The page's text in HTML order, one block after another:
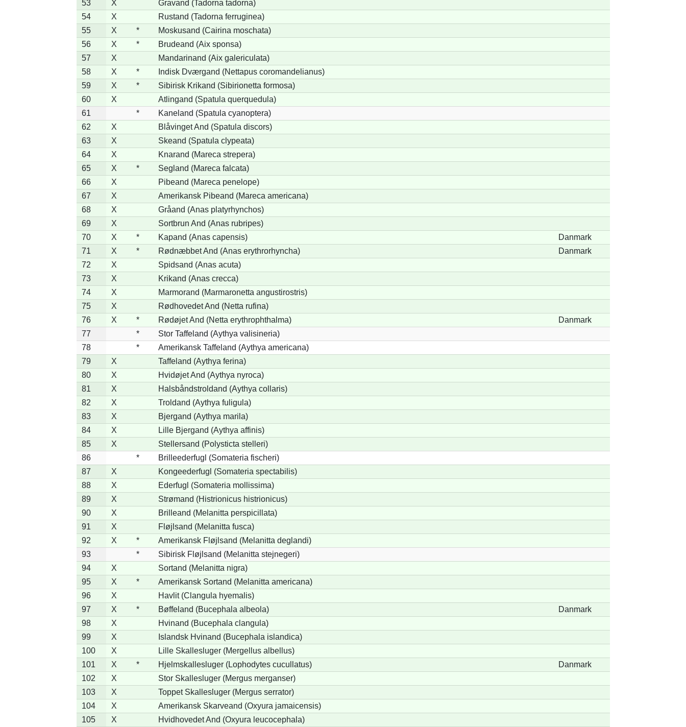
53
X
Gravand (Tadorna tadorna)
54
X
Rustand (Tadorna ferruginea)
55
X *
Moskusand (Cairina moschata)
56
X *
Brudeand (Aix sponsa)
57
X
Mandarinand (Aix galericulata)
58
X *
Indisk Dværgand (Nettapus coromandelianus)
59
X *
Sibirisk Krikand (Sibirionetta formosa)
60
X
Atlingand (Spatula querquedula)
61
*
Kaneland (Spatula cyanoptera)
62
X
Blåvinget And (Spatula discors)
63
X
Skeand (Spatula clypeata)
64
X
Knarand (Mareca strepera)
65
X *
Segland (Mareca falcata)
66
X
Pibeand (Mareca penelope)
67
X
Amerikansk Pibeand (Mareca americana)
68
X
Gråand (Anas platyrhynchos)
69
X
Sortbrun And (Anas rubripes)
70
X * Kapand (Anas capensis)
Danmark
71
X * Rødnæbbet And (Anas erythrorhyncha)
Danmark
72
X
Spidsand (Anas acuta)
73
X
Krikand (Anas crecca)
74
X
Marmorand (Marmaronetta angustirostris)
75
X
Rødhovedet And (Netta rufina)
76
X * Rødøjet And (Netta erythrophthalma)
Danmark
77
*
Stor Taffeland (Aythya valisineria)
78
*
Amerikansk Taffeland (Aythya americana)
79
X
Taffeland (Aythya ferina)
80
X
Hvidøjet And (Aythya nyroca)
81
X
Halsbåndstroldand (Aythya collaris)
82
X
Troldand (Aythya fuligula)
83
X
Bjergand (Aythya marila)
84
X
Lille Bjergand (Aythya affinis)
85
X
Stellersand (Polysticta stelleri)
86
*
Brilleederfugl (Somateria fischeri)
87
X
Kongeederfugl (Somateria spectabilis)
88
X
Ederfugl (Somateria mollissima)
89
X
Strømand (Histrionicus histrionicus)
90
X
Brilleand (Melanitta perspicillata)
91
X
Fløjlsand (Melanitta fusca)
92
X *
Amerikansk Fløjlsand (Melanitta deglandi)
93
*
Sibirisk Fløjlsand (Melanitta stejnegeri)
94
X
Sortand (Melanitta nigra)
95
X *
Amerikansk Sortand (Melanitta americana)
96
X
Havlit (Clangula hyemalis)
97
X * Bøffeland (Bucephala albeola)
Danmark
98
X
Hvinand (Bucephala clangula)
99
X
Islandsk Hvinand (Bucephala islandica)
100
X
Lille Skallesluger (Mergellus albellus)
101
X * Hjelmskallesluger (Lophodytes cucullatus)
Danmark
102
X
Stor Skallesluger (Mergus merganser)
103
X
Toppet Skallesluger (Mergus serrator)
104
X
Amerikansk Skarveand (Oxyura jamaicensis)
105
X Hvidhovedet And (Oxyura leucocephala)